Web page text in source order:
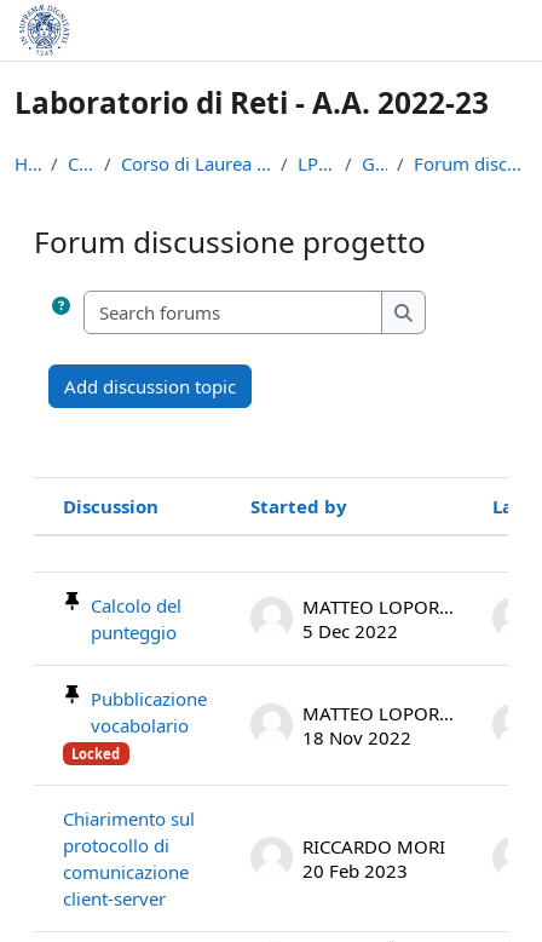
Skip to main content
Laboratorio di Reti - A.A. 2022-23
Home Courses Corso di Laurea in Informatica (L-31) LPR-22-23 General Forum discussione progetto
Forum discussione progetto
Search forums
Search forums
Add discussion topic
Status
Discussion Started by Last
Calcolo del
punteggio
MATTEO LOPORCHIO
5 Dec 2022
Pubblicazione
vocabolario
Locked
MATTEO LOPORCHIO
18 Nov 2022
Chiarimento sul
protocollo di
comunicazione
client-server
RICCARDO MORI
20 Feb 2023